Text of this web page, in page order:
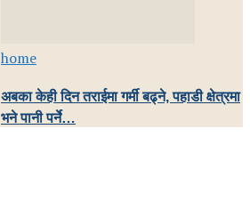
home
अबका केही दिन तराईमा गर्मी बढ्ने, पहाडी क्षेत्रमा
भने पानी पर्ने…